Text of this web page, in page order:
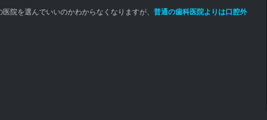
院を選んでいいのかわからなくなりますが、 普通の歯科医院よりは口腔外